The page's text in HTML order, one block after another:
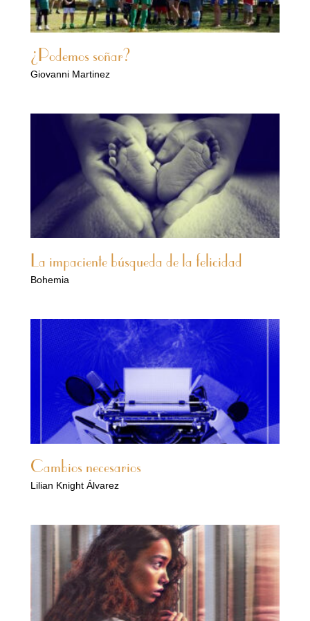
¿Podemos soñar?
Giovanni Martinez
La impaciente búsqueda de la felicidad
Bohemia
Cambios necesarios
Lilian Knight Álvarez